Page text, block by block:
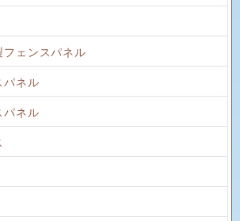
ェンスパネル
パネル
パネル